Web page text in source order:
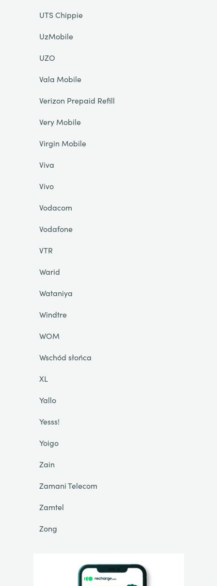
UTS Chippie
UzMobile
UZO
Vala Mobile
Verizon Prepaid Refill
Very Mobile
Virgin Mobile
Viva
Vivo
Vodacom
Vodafone
VTR
Warid
Wataniya
Windtre
WOM
Wschód słońca
XL
Yallo
Yesss!
Yoigo
Zain
Zamani Telecom
Zamtel
Zong